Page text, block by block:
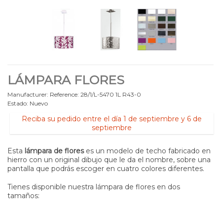
LÁMPARA FLORES
Manufacturer: Reference: 28/1/L-5470 1L R43-0
Estado: Nuevo
Reciba su pedido entre el día 1 de septiembre y 6 de
septiembre
Esta lámpara de floreses un modelo de techo fabricado en
hierro con un original dibujo que le da el nombre, sobre una
pantalla que podrás escoger en cuatro colores diferentes.
Tienes disponible nuestra lámpara de flores en dos
tamaños: